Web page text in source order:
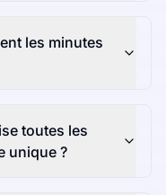
les minutes
toutes les
unique ?